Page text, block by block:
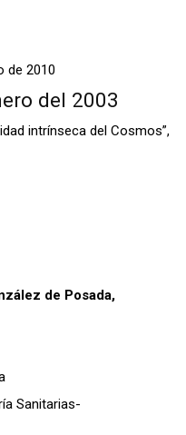
de 2010
del 2003
intrínseca del Cosmos”,
de Posada,
Sanitarias-